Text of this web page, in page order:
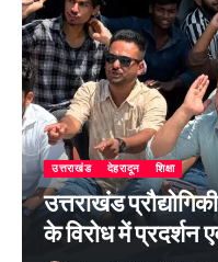
उत्तराखंड देहरादून शिक्षा
उत्तराखंड
के विरोध में प्रदर्शन